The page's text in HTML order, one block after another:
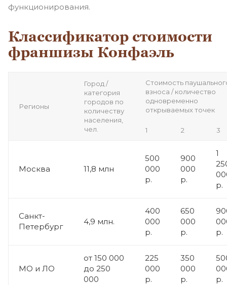
функционирования.
Классификатор стоимости
франшизы Конфаэль
Регионы
Город /
категория
городов по
количеству
населения,
чел.
Стоимость
взноса / количество
одновременно
открываемых точек
1 2 3
Москва 11,8 млн
500
000
р.
900
000
р.
1
р.
Санкт-
Петербург
4,9 млн.
400
000
р.
650
000
р.
р.
МО и ЛО
от 150 000
до 250
000
225
000
р.
350
000
р.
р.